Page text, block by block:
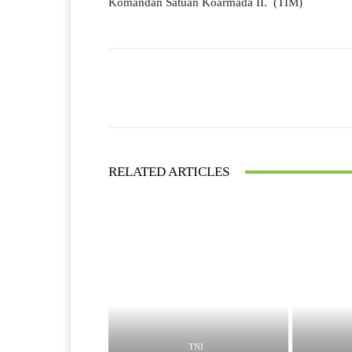
Komandan Satuan Koarmada II. (TIM)
RELATED ARTICLES
TNI